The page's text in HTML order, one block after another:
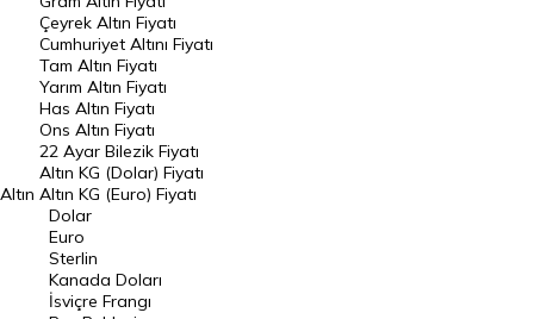
Raporlar
Endeksler
DÖVİZ
Döviz Kuru
Dolar Kuru
Euro Kuru
Pound Kuru
Frank Kuru
Altın
Çeyrek Altın Fiyatı
Cumhuriyet Altını Fiyatı
Tam Altın Fiyatı
Yarım Altın Fiyatı
Has Altın Fiyatı
Ons Altın Fiyatı
22 Ayar Bilezik Fiyatı
Altın KG (Dolar) Fiyatı
Altın KG (Euro) Fiyatı
Dolar
Euro
Sterlin
Kanada Doları
İsviçre Frangı